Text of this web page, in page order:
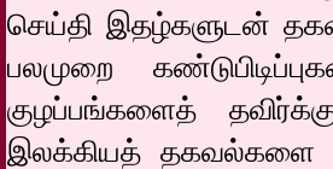
செய்தி இதழ்களுடன்
பலமுறை
குழப்பங்களைத்
இலக்கியத் தகவல்களை